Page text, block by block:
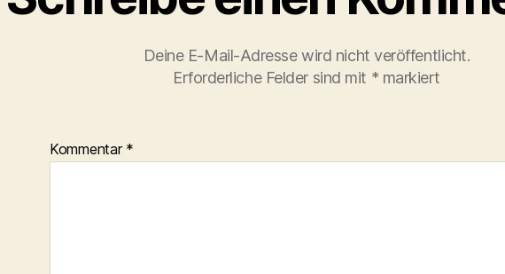
Deine E-Mail-Adresse wird nicht veröffentlicht.
Erforderliche Felder sind mit * markiert
Kommentar *